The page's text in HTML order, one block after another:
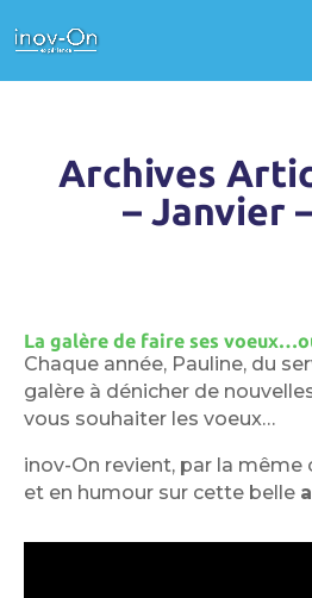
Archives
– Janvier
La galère de faire ses
Chaque année, Pauline, du
galère à dénicher de
vous souhaiter les voeux…
inov-On revient, par la même
et en humour sur cette belle